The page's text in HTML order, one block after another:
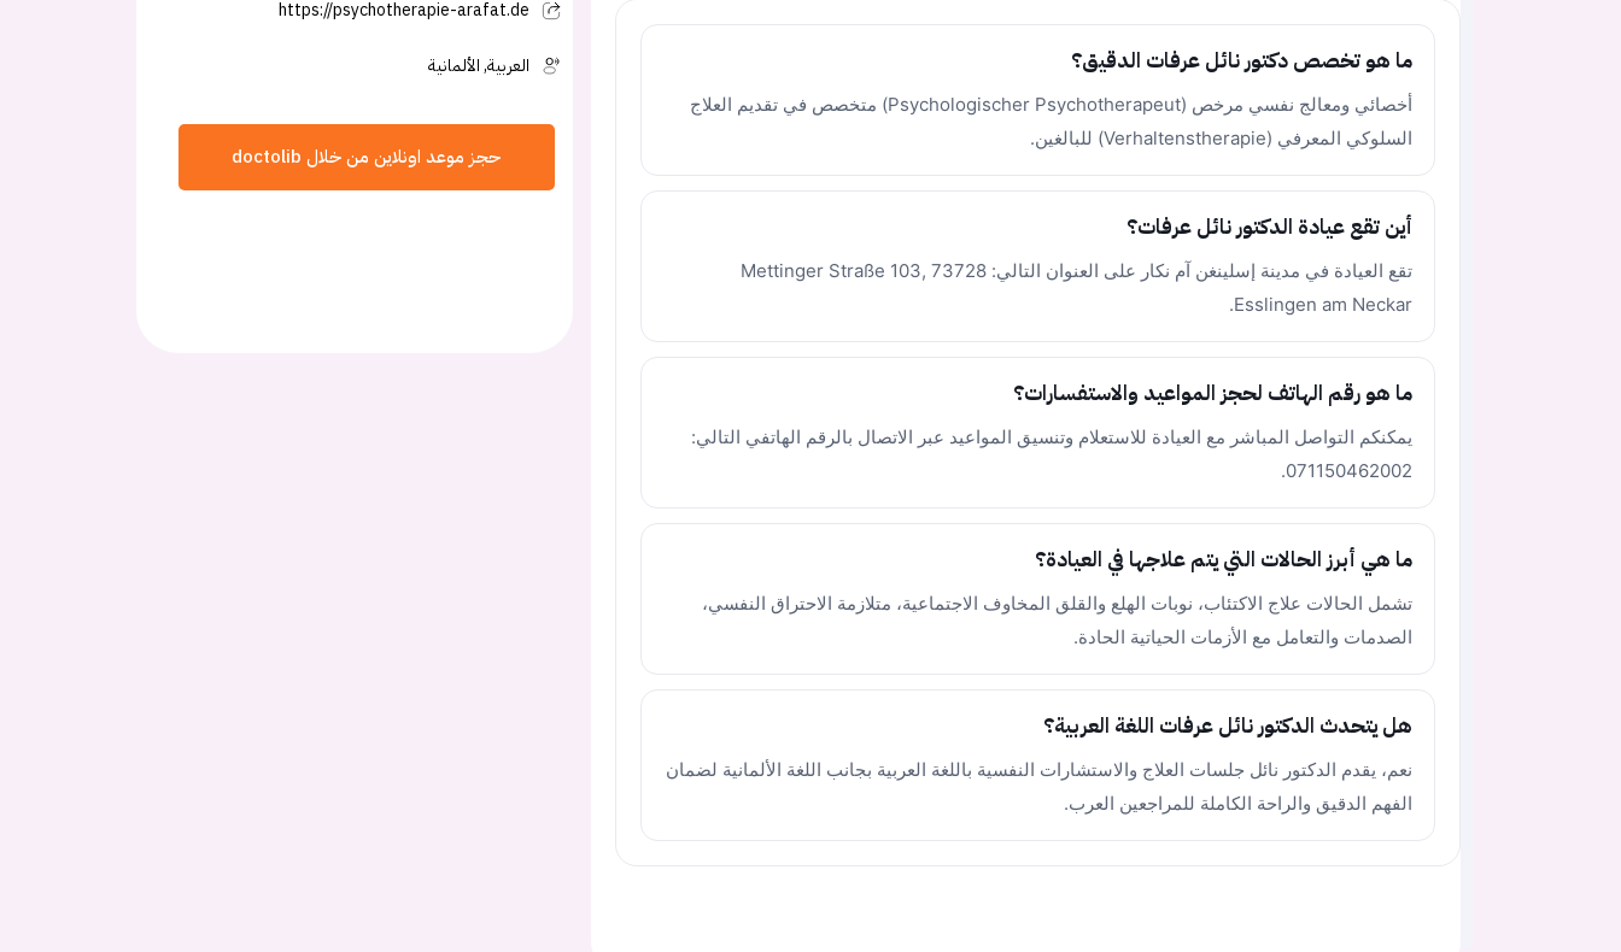
ما هو تخصص دكتور نائل عرفات الدقيق؟
أخصائي ومعالج نفسي مرخص (Psychologischer Psychotherapeut) متخصص في تقديم العلاج
السلوكي المعرفي (Verhaltenstherapie) للبالغين.
أين تقع عيادة الدكتور نائل عرفات؟
تقع العيادة في مدينة إسلينغن آم نكار على العنوان التالي: Mettinger Straße 103, 73728
Esslingen am Neckar.
ما هو رقم الهاتف لحجز المواعيد والاستفسارات؟
يمكنكم التواصل المباشر مع العيادة للاستعلام وتنسيق المواعيد عبر الاتصال بالرقم الهاتفي التالي:
071150462002.
ما هي أبرز الحالات التي يتم علاجها في العيادة؟
تشمل الحالات علاج الاكتئاب، نوبات الهلع والقلق المخاوف الاجتماعية، متلازمة الاحتراق النفسي،
الصدمات والتعامل مع الأزمات الحياتية الحادة.
هل يتحدث الدكتور نائل عرفات اللغة العربية؟
نعم، يقدم الدكتور نائل جلسات العلاج والاستشارات النفسية باللغة العربية بجانب اللغة الألمانية لضمان
الفهم الدقيق والراحة الكاملة للمراجعين العرب.
https://psychotherapie-arafat.de
العربية, الألمانية
حجز موعد اونلاين من خلال doctolib